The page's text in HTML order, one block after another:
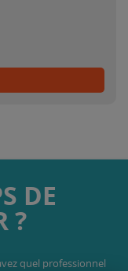
DE
?
quel professionnel